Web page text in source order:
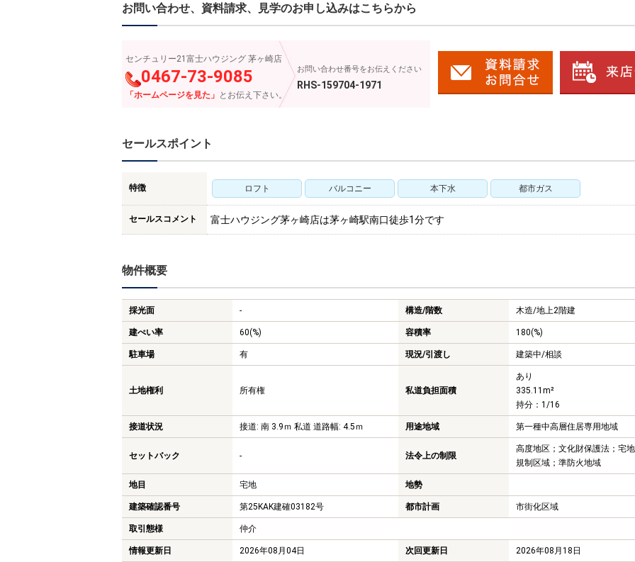
お問い合わせ、資料請求、見学のお申し込みはこちらから
センチュリー21富士ハウジング 茅ヶ崎店
0467-73-9085
「ホームページを見た」 とお伝え下さい。
お問い合わせ番号をお伝えください
RHS-159704-1971
セールスポイント
特徴 ロフト バルコニー 本下水 都市ガス
セールスコメント 富士ハウジング茅ヶ崎店は茅ヶ崎駅南口徒歩1分です
物件概要
採光面 - 構造/階数 木造/地上2階建
建ぺい率 60(%) 容積率 180(%)
駐車場 有 現況/引渡し 建築中/相談
土地権利 所有権 私道負担面積
あり
335.11m²
持分：1/16
接道状況 接道: 南 3.9ｍ 私道 道路幅: 4.5ｍ 用途地域 第一種中高層住居専用地域
セットバック - 法令上の制限
高度地区；文化財保護法；宅
規制区域；準防火地域
地目 宅地 地勢
建築確認番号 第25KAK建確03182号 都市計画 市街化区域
取引態様 仲介
情報更新日 2026年08月04日 次回更新日
2026年08月18日